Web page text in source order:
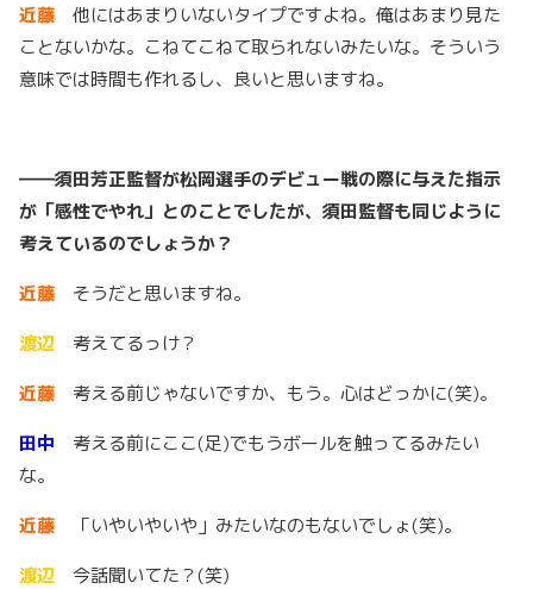
近藤
他にはあまりいないタイプですよね。俺はあまり見た
ことないかな。こねてこねて取られないみたいな。そういう
意味では時間も作れるし、良いと思いますね。
――須田芳正監督が松岡選手のデビュー戦の際に与えた指示
が「感性でやれ」とのことでしたが、須田監督も同じように
考えているのでしょうか？
近藤
そうだと思いますね。
渡辺
考えてるっけ？
近藤
考える前じゃないですか、もう。心はどっかに(笑)。
田中
考える前にここ(足)でもうボールを触ってるみたい
な。
近藤
「いやいやいや」みたいなのもないでしょ(笑)。
渡辺
今話聞いてた？(笑)